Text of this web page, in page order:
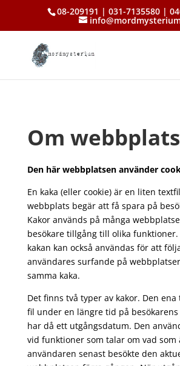
08-209191 | 031-7135580 |
Om
Den här webbplatsen använder
En kaka (eller cookie) är en liten
webbplats begär att få spara på
Kakor används på många
besökare tillgång till olika
kakan kan också användas för att
användares surfande på
samma kaka.
Det finns två typer av kakor. Den
fil under en längre tid på besökarens
har då ett utgångsdatum. Den
vid funktioner som talar om vad som
användaren senast besökte den